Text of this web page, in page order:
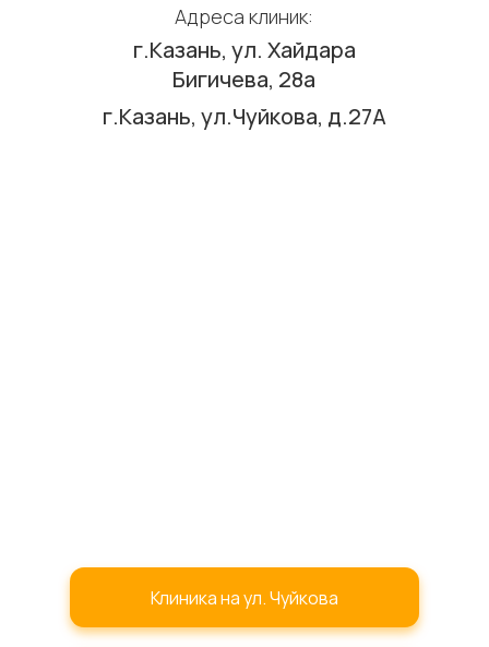
Клиника на ул. Чуйкова
г.Казань, ул. Хайдара
Бигичева, 28а
г.Казань, ул.Чуйкова, д.27А
Адреса клиник: